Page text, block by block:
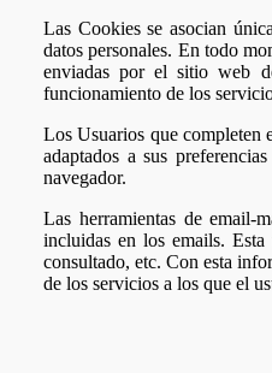
Las Cookies se asocian
datos personales. En todo
enviadas por el sitio web
funcionamiento de los
Los Usuarios que completen
adaptados a sus
navegador.
Las herramientas de email-
incluidas en los emails.
consultado, etc. Con esta
de los servicios a los que el